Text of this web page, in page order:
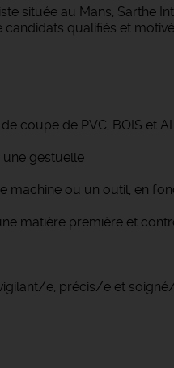
située au Mans, Sarthe
candidats qualifiés et
coupe de PVC, BOIS et
une gestuelle
machine ou un outil, en
matière première et
e, précis/e et